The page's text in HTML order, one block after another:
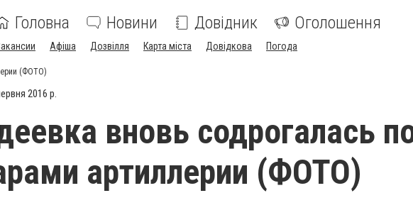
Головна Новини Довідник Оголошення
Афіша Дозвілля Карта міста Довідкова Погода
(ФОТО)
2016 р.
вновь содрогалась
артиллерии (ФОТО)